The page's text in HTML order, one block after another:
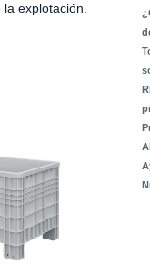
explotación.